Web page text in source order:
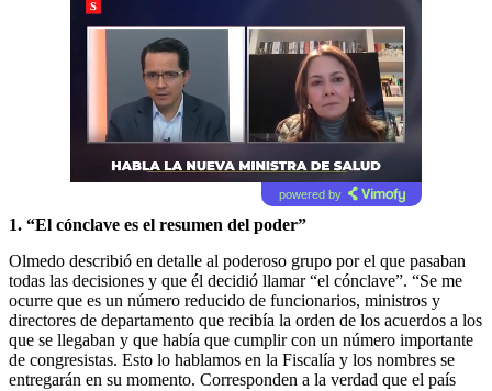
powered by
1. “El cónclave es el resumen del poder”
Olmedo describió en detalle al poderoso grupo por el que pasaban
todas las decisiones y que él decidió llamar “el cónclave”. “Se me
ocurre que es un número reducido de funcionarios, ministros y
directores de departamento que recibía la orden de los acuerdos a los
que se llegaban y que había que cumplir con un número importante
de congresistas. Esto lo hablamos en la Fiscalía y los nombres se
entregarán en su momento. Corresponden a la verdad que el país